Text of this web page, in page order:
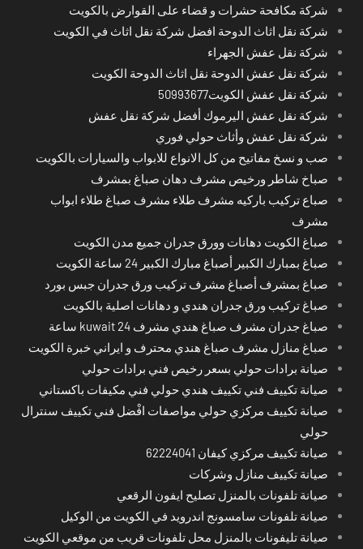
شركة مكافحة حشرات و قضاء على القوارض بالكويت
شركة نقل اثاث الدوحة افضل شركة نقل اثاث في الكويت
شركة نقل عفش الجهراء
شركة نقل عفش الدوحة نقل اثاث الدوحة الكويت
شركة نقل عفش الكويت50993677
شركة نقل عفش اليرموك أفضل شركة نقل عفش
شركة نقل عفش وأثاث حولي فوري
صب و نسخ مفاتيح من كل الانواع للابواب والسيارات بالكويت
صباخ شاطر ورخيص مشرف دهان صباغ بمشرف
صباع تركيب باركيه مشرف طلاء مشرف صباغ طلاء ابواب
مشرف
صباغ الكويت دهانات وورق جدران جميع مدن الكويت
صباغ بمبارك الكبير أصباغ مبارك الكبير 24 ساعة الكويت
صباغ بمشرف أصباغ مشرف تركيب ورق جدران جبس بورد
صباغ تركيب ورق جدران هندي و دهانات اصلية بالكويت
صباغ جدران مشرف صباغ هندي مشرف kuwait 24 ساعة
صباغ منازل مشرف صباغ هندي محترف و ايراني خبرة الكويت
صيانة برادات حولي بسعر رخيص فني برادات حولي
صيانة تكييف فني تكييف هندي حولي فني مكيفات باكستاني
صيانة تكييف مركزي حولي مواصفات افْضل فني تكييف سنترال
حولي
صيانة تكييف مركزي كيفان 62224041
صيانة تكييف منازل وشركات
صيانة تلفونات بالمنزل تصليح ايفون الرقعي
صيانة تلفونات سامسونج اندرويد في الكويت من الوكيل
صيانة تليفونات بالمنزل محل تلفونات قريب من موقعي الكويت